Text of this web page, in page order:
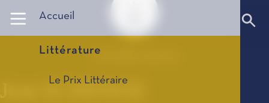
Accueil
Littérature
Le Prix Littéraire
© All rights reserved
Jean ECHENOZ